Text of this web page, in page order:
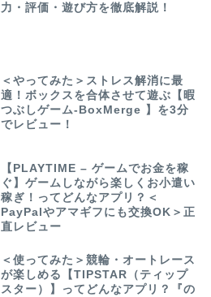
力・評価・遊び方を徹底解説！
＜やってみた＞ストレス解消に最
適！ボックスを合体させて遊ぶ【暇
つぶしゲーム-BoxMerge 】を3分
でレビュー！
【PLAYTIME – ゲームでお金を稼
ぐ】ゲームしながら楽しくお小遣い
稼ぎ！ってどんなアプリ？＜
PayPalやアマギフにも交換OK＞正
直レビュー
＜使ってみた＞競輪・オートレース
が楽しめる【TIPSTAR（ティップ
スター）】ってどんなアプリ？『の